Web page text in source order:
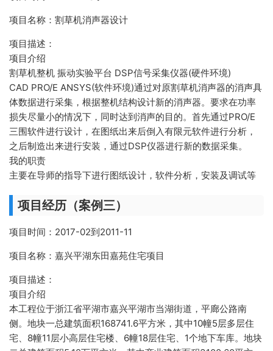
项目名称：割草机消声器设计
项目描述：
项目介绍
割草机整机 振动实验平台 DSP信号采集仪器(硬件环境)
CAD PRO/E ANSYS(软件环境)通过对原割草机消声器的消声具
体数据进行采集，根据整机结构设计新的消声器。要求在功率
损失尽量小的情况下，同时达到消声的目的。首先通过PRO/E
三围软件进行设计，在图纸出来后倒入有限元软件进行分析，
之后制造出来进行安装，通过DSP仪器进行新的数据采集。
我的职责
主要在导师的指导下进行图纸设计，软件分析，安装及调试等
项目经历（案例三）
项目时间：2017-02到2011-11
项目名称：嘉兴平湖东田嘉苑住宅项目
项目描述：
项目介绍
本工程位于浙江省平湖市嘉兴平湖市当湖街道，平廊公路南
侧。地块一总建筑面积168741.6平方米，其中10幢5层多层住
宅、8幢11层小高层住宅楼、6幢18层住宅、1个地下车库。地块